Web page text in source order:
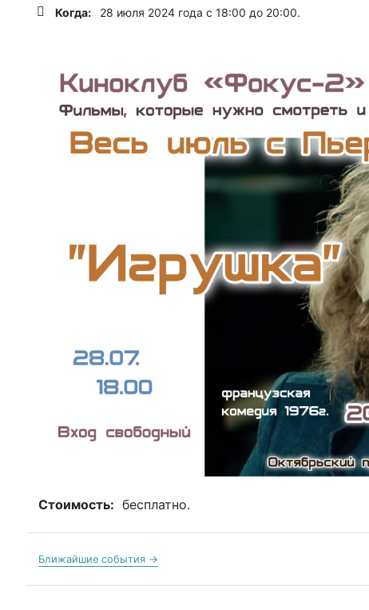
Когда: 28 июля 2024 года с 18:00 до 20:00.
Стоимость: бесплатно.
Ближайшие события →